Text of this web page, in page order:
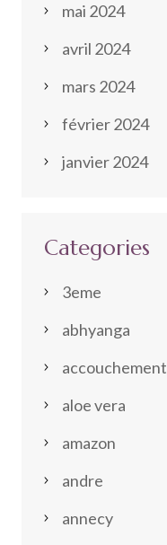
mai 2024
avril 2024
mars 2024
février 2024
janvier 2024
Categories
3eme
abhyanga
accouchement
aloe vera
amazon
andre
annecy